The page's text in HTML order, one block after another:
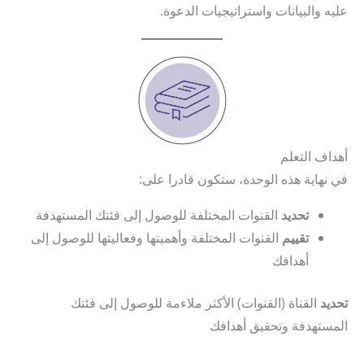
عليه والبيانات واستراتيجيات الدعوة.
أهداف التعلم
في نهاية هذه الوحدة، ستكون قادرا على:
تحديد القنوات المختلفة للوصول إلى فئتك المستهدفة
تقييم القنوات المختلفة وأهميتها وفعاليتها للوصول إلى
أهدافك
تحديد القناة (القنوات) الأكثر ملاءمة للوصول إلى فئتك
المستهدفة وتحقيق أهدافك